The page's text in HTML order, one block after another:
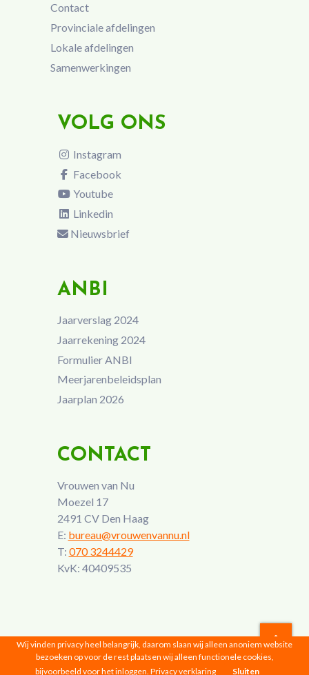
Contact
Provinciale afdelingen
Lokale afdelingen
Samenwerkingen
VOLG ONS
Instagram
Facebook
Youtube
Linkedin
Nieuwsbrief
ANBI
Jaarverslag 2024
Jaarrekening 2024
Formulier ANBI
Meerjarenbeleidsplan
Jaarplan 2026
CONTACT
Vrouwen van Nu
Moezel 17
2491 CV Den Haag
E: bureau@vrouwenvannu.nl
T: 070 3244429
KvK: 40409535
Vrouwen van Nu © 2026 |Privacyverklaring
Wij vinden privacy heel belangrijk, daarom slaan wij alleen anoniem website
bezoeken op voor de rest plaatsen wij alleen functionele cookies,
bijvoorbeeld voor het inloggen. Privacy verklaring Sluiten